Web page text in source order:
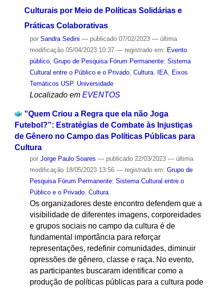
Culturais por Meio de Políticas Solidárias e
Práticas Colaborativas
por Sandra Sedini — publicado07/02/2023 — última
modificação05/04/2023 10:37 — registrado em: Evento
público, Grupo de Pesquisa Fórum Permanente: Sistema
Cultural entre o Público e o Privado, Cultura, IEA,
Eixos
Temáticos USP, Universidade
Localizado em EVENTOS
"Quem Criou a Regra que ela não Joga
Futebol?”: Estratégias de Combate às Injustiças
de Gênero no Campo das Políticas Públicas para
Cultura
por Jorge Paulo Soares — publicado22/03/2023 — última
modificação18/05/2023 13:56 — registrado em: Grupo de
Pesquisa Fórum Permanente: Sistema Cultural entre o
Público e o Privado, Cultura
Os organizadores deste encontro defendem que a
visibilidade de diferentes imagens, corporeidades
e grupos sociais no campo da cultura é de
fundamental importância para reforçar
representações, redefinir comunidades, diminuir
opressões de gênero, classe e raça. No evento,
as participantes buscaram identificar como a
produção de políticas públicas para a cultura pode